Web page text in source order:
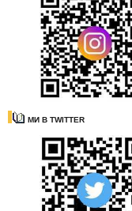
МИ В TWITTER